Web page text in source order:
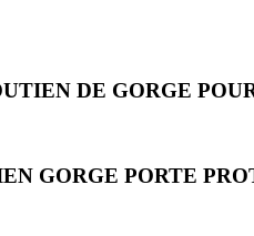
DE GORGE
GORGE PORTE